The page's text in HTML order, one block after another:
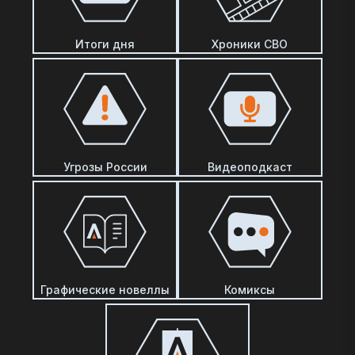
Итоги дня Хроники СВО
Угрозы России Видеоподкаст
Графические новеллы Комиксы